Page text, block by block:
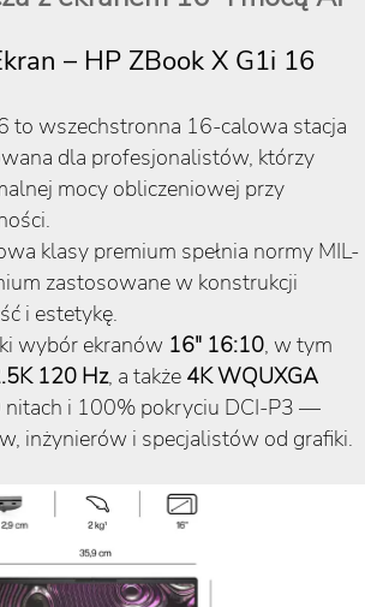
– HP ZBook X G1i 16
to wszechstronna 16-calowa stacja
dla profesjonalistów, którzy
mocy obliczeniowej przy
klasy premium spełnia normy MIL-
zastosowane w konstrukcji
i estetykę.
wybór ekranów 16" 16:10, w tym
120 Hz, a także 4K WQUXGA
i 100% pokryciu DCI-P3 —
inżynierów i specjalistów od grafiki.